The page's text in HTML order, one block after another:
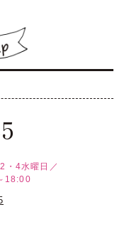
・4水曜日／
18:00